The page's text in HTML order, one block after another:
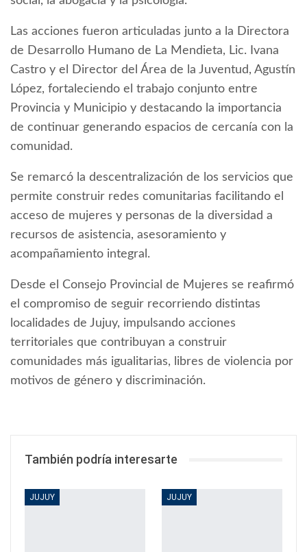
Las acciones fueron articuladas junto a la Directora
de Desarrollo Humano de La Mendieta, Lic. Ivana
Castro y el Director del Área de la Juventud, Agustín
López, fortaleciendo el trabajo conjunto entre
Provincia y Municipio y destacando la importancia
de continuar generando espacios de cercanía con la
comunidad.
Se remarcó la descentralización de los servicios que
permite construir redes comunitarias facilitando el
acceso de mujeres y personas de la diversidad a
recursos de asistencia, asesoramiento y
acompañamiento integral.
Desde el Consejo Provincial de Mujeres se reafirmó
el compromiso de seguir recorriendo distintas
localidades de Jujuy, impulsando acciones
territoriales que contribuyan a construir
comunidades más igualitarias, libres de violencia por
motivos de género y discriminación.
También podría interesarte
JUJUY JUJUY